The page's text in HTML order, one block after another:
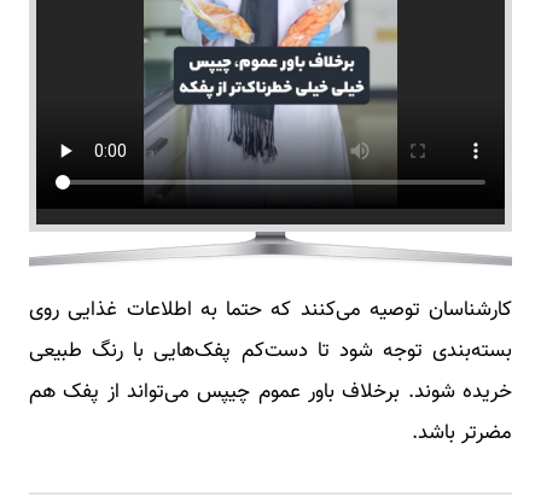
کارشناسان توصیه می‌کنند که حتما به اطلاعات غذایی روی
بسته‌بندی توجه شود تا دست‌کم پفک‌هایی با رنگ طبیعی
خریده شوند. برخلاف باور عموم چیپس می‌تواند از پفک هم
مضرتر باشد.